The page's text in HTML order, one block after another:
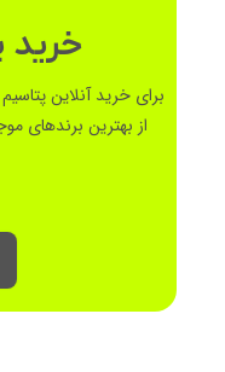
خرید
برای خرید آنلاین
از بهترین برندهای